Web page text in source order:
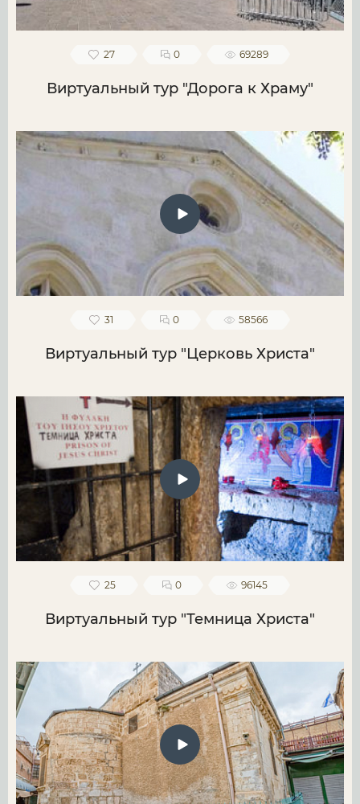
27 0 69289
Виртуальный тур "Дорога к Храму"
31 0 58566
Виртуальный тур "Церковь Христа"
25 0 96145
Виртуальный тур "Темница Христа"